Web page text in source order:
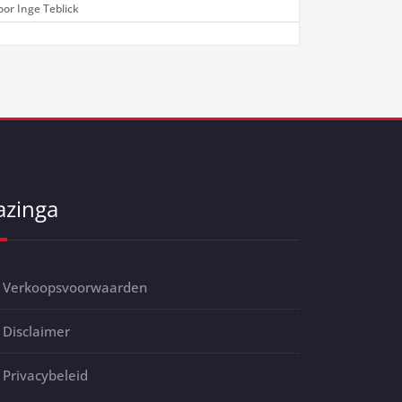
Inge Teblick
Verkoopsvoorwaarden
Disclaimer
Privacybeleid